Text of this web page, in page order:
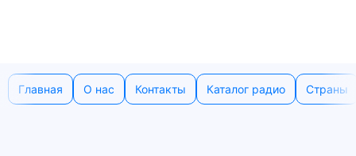
Главная О нас Контакты Каталог радио Страны